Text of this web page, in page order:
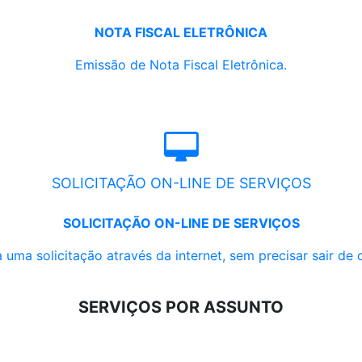
NOTA FISCAL ELETRÔNICA
Emissão de Nota Fiscal Eletrônica.
SOLICITAÇÃO ON-LINE DE SERVIÇOS
SOLICITAÇÃO ON-LINE DE SERVIÇOS
uma solicitação através da internet, sem precisar sair de
SERVIÇOS POR ASSUNTO